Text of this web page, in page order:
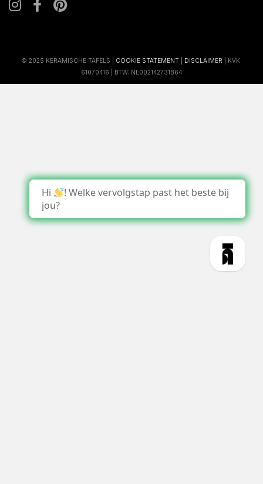
© 2025 KERAMISCHE TAFELS | COOKIE STATEMENT DISCLAIMER | KVK:
61070416 | BTW: NL002142731B64
Hi
! Welke vervolgstap past het beste bij
jou?